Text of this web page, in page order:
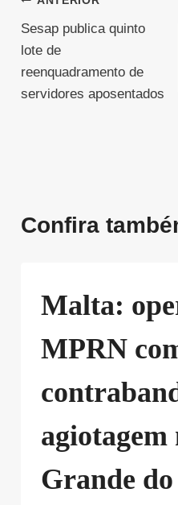
de
Post
Sesap publica quinto
lote de
reenquadramento de
servidores aposentados
Confira
Malta:
MPRN
agiotagem
Grande